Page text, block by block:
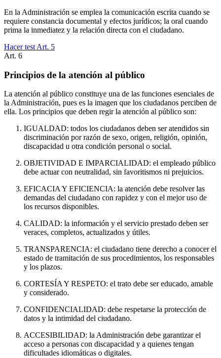
En la Administración se emplea la comunicación escrita cuando se
requiere constancia documental y efectos jurídicos; la oral cuando
prima la inmediatez y la relación directa con el ciudadano.
Hacer test Art. 5
Art. 6
Principios de la atención al público
La atención al público constituye una de las funciones esenciales de
la Administración, pues es la imagen que los ciudadanos perciben de
ella. Los principios que deben regir la atención al público son:
IGUALDAD: todos los ciudadanos deben ser atendidos sin
discriminación por razón de sexo, origen, religión, opinión,
discapacidad u otra condición personal o social.
OBJETIVIDAD E IMPARCIALIDAD: el empleado público
debe actuar con neutralidad, sin favoritismos ni prejuicios.
EFICACIA Y EFICIENCIA: la atención debe resolver las
demandas del ciudadano con rapidez y con el mejor uso de
los recursos disponibles.
CALIDAD: la información y el servicio prestado deben ser
veraces, completos, actualizados y útiles.
TRANSPARENCIA: el ciudadano tiene derecho a conocer el
estado de tramitación de sus procedimientos, los responsables
y los plazos.
CORTESÍA Y RESPETO: el trato debe ser educado, amable
y considerado.
CONFIDENCIALIDAD: debe respetarse la protección de
datos y la intimidad del ciudadano.
ACCESIBILIDAD: la Administración debe garantizar el
acceso a personas con discapacidad y a quienes tengan
dificultades idiomáticas o digitales.